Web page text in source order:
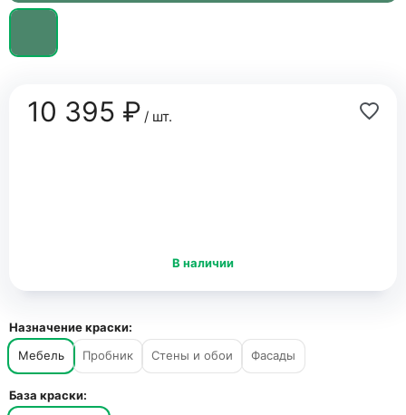
10 395 ₽/ шт.
В наличии
Назначение краски:
Мебель
Пробник Стены и обои Фасады
База краски: